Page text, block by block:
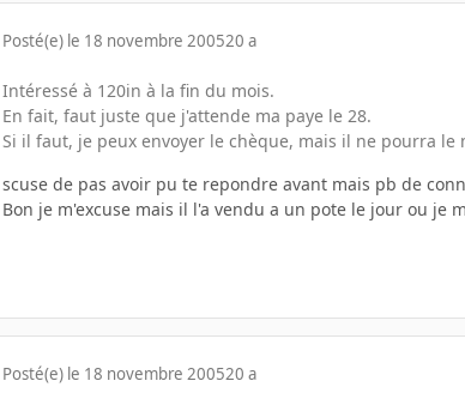
Posté(e) le 18 novembre 200520 a
Intéressé à 120in à la fin du mois.
En fait, faut juste que j'attende ma paye le 28.
Si il faut, je peux envoyer le chèque, mais il ne pourra
scuse de pas avoir pu te repondre avant mais pb de
Bon je m'excuse mais il l'a vendu a un pote le jour ou je
Posté(e) le 18 novembre 200520 a